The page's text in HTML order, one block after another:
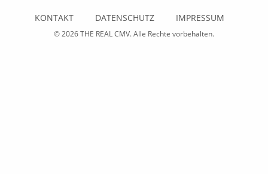
KONTAKT DATENSCHUTZ IMPRESSUM
© 2026THE REAL CMV. Alle Rechte vorbehalten.